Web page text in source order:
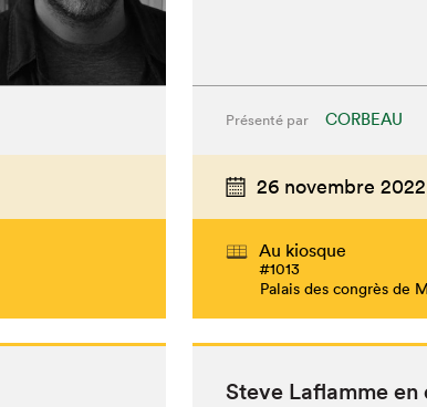
Présenté par CORBEAU
26 novembre
Au kiosque
#1013
Palais des congrès de
Steve Laflamme en